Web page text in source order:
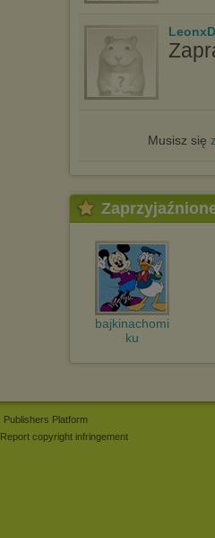
Musisz się
bajkinachomi
ku
Publishers Platform
Report copyright infringement